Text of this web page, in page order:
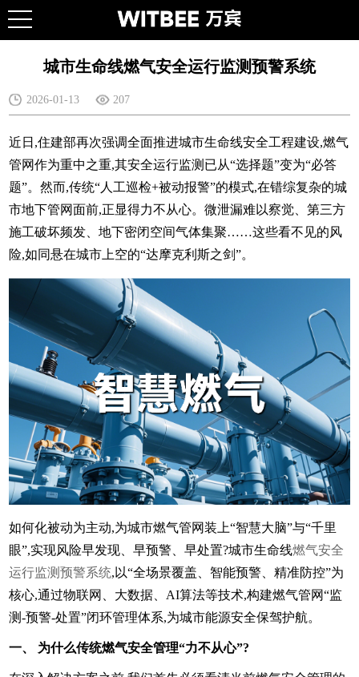
城市生命线燃气安全运行监测预警系统
2026-01-13 207
近日,住建部再次强调全面推进城市生命线安全工程建设,燃气
管网作为重中之重,其安全运行监测已从“选择题”变为“必答
题”。然而,传统“人工巡检+被动报警”的模式,在错综复杂的城
市地下管网面前,正显得力不从心。微泄漏难以察觉、第三方
施工破坏频发、地下密闭空间气体集聚……这些看不见的风
险,如同悬在城市上空的“达摩克利斯之剑”。
如何化被动为主动,为城市燃气管网装上“智慧大脑”与“千里
眼”,实现风险早发现、早预警、早处置?城市生命线燃气安全
运行监测预警系统,以“全场景覆盖、智能预警、精准防控”为
核心,通过物联网、大数据、AI算法等技术,构建燃气管网“监
测-预警-处置”闭环管理体系,为城市能源安全保驾护航。
一、 为什么传统燃气安全管理“力不从心”?